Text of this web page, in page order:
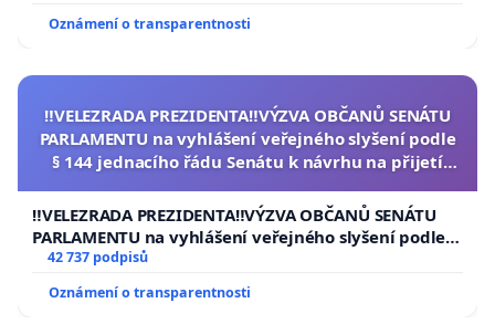
Oznámení o transparentnosti
‼️VELEZRADA PREZIDENTA‼️VÝZVA OBČANŮ SENÁTU
PARLAMENTU na vyhlášení veřejného slyšení podle
§ 144 jednacího řádu Senátu k návrhu na přijetí
republiky
‼️VELEZRADA PREZIDENTA‼️VÝZVA OBČANŮ SENÁTU
PARLAMENTU na vyhlášení veřejného slyšení podle §
144 jednacího řádu Senátu k návrhu na přijetí
usnesení k podání ústavní žaloby na prezidenta
republiky
42 737 podpisů
Oznámení o transparentnosti